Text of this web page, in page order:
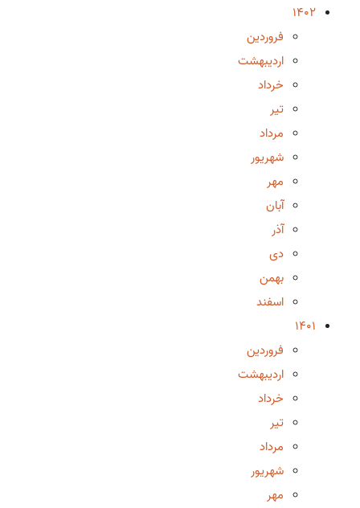
1402
فروردین
اردیبهشت
خرداد
تیر
مرداد
شهریور
مهر
آبان
آذر
دی
بهمن
اسفند
1401
فروردین
اردیبهشت
خرداد
تیر
مرداد
شهریور
مهر